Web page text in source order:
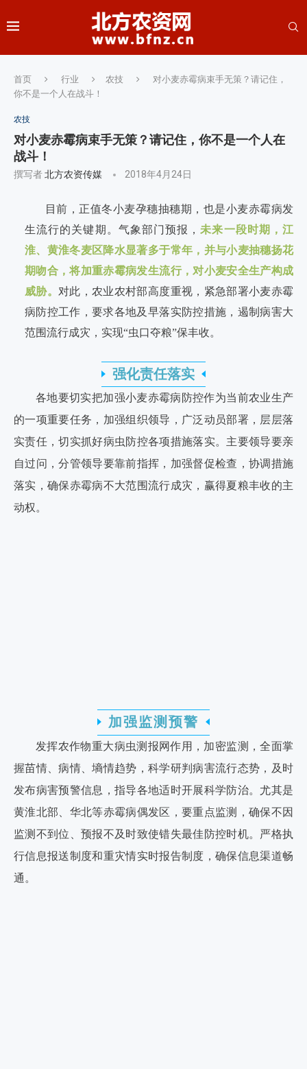
首页 行业 农技
对小麦赤霉病束手无策？请记住，
你不是一个人在战斗！
农技
对小麦赤霉病束手无策？请记住，你不是一个人在
战斗！
撰写者北方农资传媒 2018年4月24日
目前，正值冬小麦孕穗抽穗期，也是小麦赤霉病发
生流行的关键期。气象部门预报，未来一段时期，江
淮、黄淮冬麦区降水显著多于常年，并与小麦抽穗扬花
期吻合，将加重赤霉病发生流行，对小麦安全生产构成
威胁。 对此，农业农村部高度重视，紧急部署小麦赤霉
病防控工作，要求各地及早落实防控措施，遏制病害大
范围流行成灾，实现“虫口夺粮”保丰收。
强化责任落实
各地要切实把加强小麦赤霉病防控作为当前农业生产
的一项重要任务，加强组织领导，广泛动员部署，层层落
实责任，切实抓好病虫防控各项措施落实。主要领导要亲
自过问，分管领导要靠前指挥，加强督促检查，协调措施
落实，确保赤霉病不大范围流行成灾，赢得夏粮丰收的主
动权。
加强监测预警
发挥农作物重大病虫测报网作用，加密监测，全面掌
握苗情、病情、墒情趋势，科学研判病害流行态势，及时
发布病害预警信息，指导各地适时开展科学防治。尤其是
黄淮北部、华北等赤霉病偶发区，要重点监测，确保不因
监测不到位、预报不及时致使错失最佳防控时机。严格执
行信息报送制度和重灾情实时报告制度，确保信息渠道畅
通。